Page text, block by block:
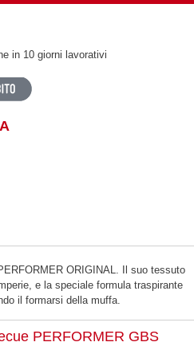
in 10 giorni lavorativi
ORIGINAL. Il suo tessuto
e la speciale formula traspirante
il formarsi della muffa.
PERFORMER GBS